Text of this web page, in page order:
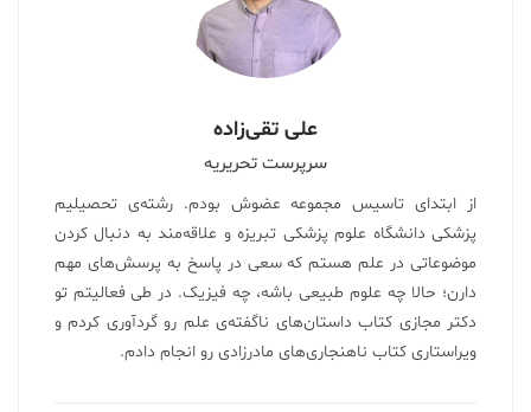
علی تقی‌زاده
سرپرست تحریریه
از ابتدای تاسیس مجموعه عضوش بودم. رشته‌ی تحصیلیم
پزشکی دانشگاه علوم پزشکی تبریزه و علاقه‌مند به دنبال کردن
موضوعاتی در علم هستم که سعی در پاسخ به پرسش‌های مهم
دارن؛ حالا چه علوم طبیعی باشه، چه فیزیک. در طی فعالیتم تو
دکتر مجازی کتاب داستان‌های ناگفته‌ی علم رو گردآوری کردم‌ و
ویراستاری کتاب ناهنجاری‌های مادرزادی رو انجام دادم.